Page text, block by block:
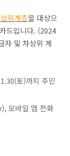
위계층을 대상으
드입니다. (2024
자 및 차상위 계
토)까지 주민
모바일 앱 전화